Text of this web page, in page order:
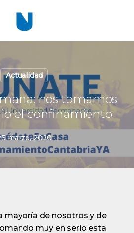
Actualidad
nos tomamos
el confinamiento
marzo, 2020
mayoría de nosotros y de
muy en serio esta